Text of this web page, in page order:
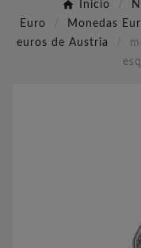
Inicio
Euro
Monedas
euros de Austria